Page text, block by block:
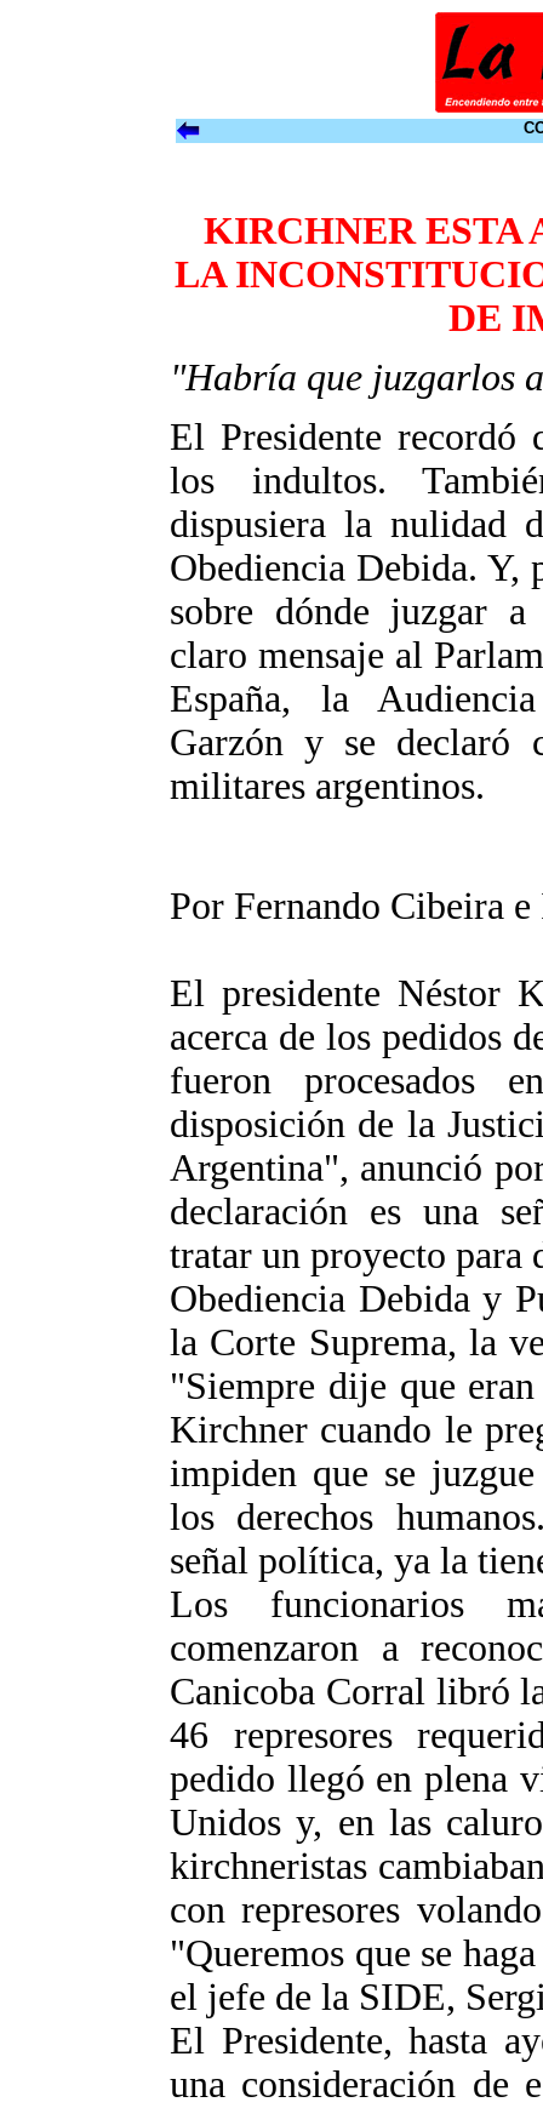
KIRCHNER ESTA
LA
DE
"Habría que juzgarlos
El Presidente recordó
los indultos.
dispusiera la nulidad
Obediencia Debida. Y,
sobre dónde juzgar
claro mensaje al
España, la
Garzón y se declaró
militares argentinos.
Por Fernando Cibeira
El presidente Néstor
acerca de los pedidos
fueron procesados
disposición de la
Argentina", anunció
declaración es una
tratar un proyecto para
Obediencia Debida y
la Corte Suprema, la
"Siempre dije que
Kirchner cuando le
impiden que se
los derechos
señal política, ya la
Los funcionarios
comenzaron a
Canicoba Corral libró
46 represores
pedido llegó en plena
Unidos y, en las
kirchneristas
con represores
"Queremos que se
el jefe de la SIDE,
El Presidente, hasta
una consideración de